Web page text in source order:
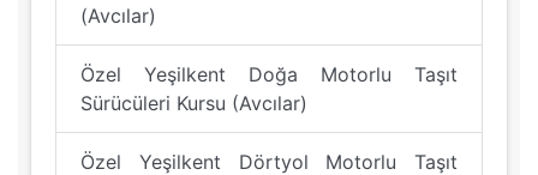
(Avcılar)
Özel Yeşilkent Doğa Motorlu Taşıt
Sürücüleri Kursu (Avcılar)
Özel Yeşilkent Dörtyol Motorlu Taşıt